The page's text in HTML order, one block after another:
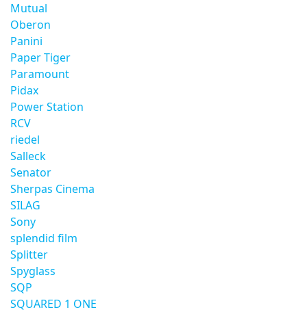
Mutual
Oberon
Panini
Paper Tiger
Paramount
Pidax
Power Station
RCV
riedel
Salleck
Senator
Sherpas Cinema
SILAG
Sony
splendid film
Splitter
Spyglass
SQP
SQUARED 1 ONE